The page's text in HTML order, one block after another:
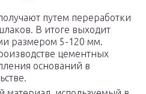
путем переработки
В итоге выходит
размером 5-120 мм.
цементных
оснований в